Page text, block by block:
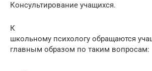
Консультирование учащихся.
К
школьному психологу обращаются
главным образом по таким вопросам: